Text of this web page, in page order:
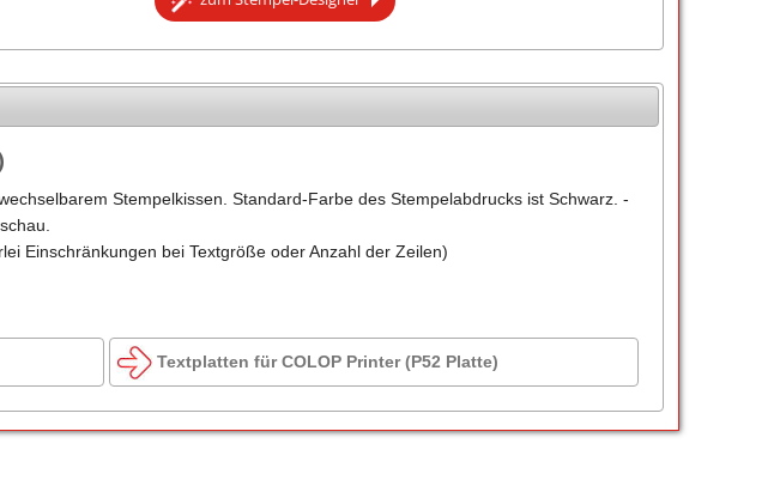
Stempelkissen. Standard-Farbe des Stempelabdrucks ist Schwarz. -
Einschränkungen bei Textgröße oder Anzahl der Zeilen)
Textplatten für COLOP Printer (P52 Platte)